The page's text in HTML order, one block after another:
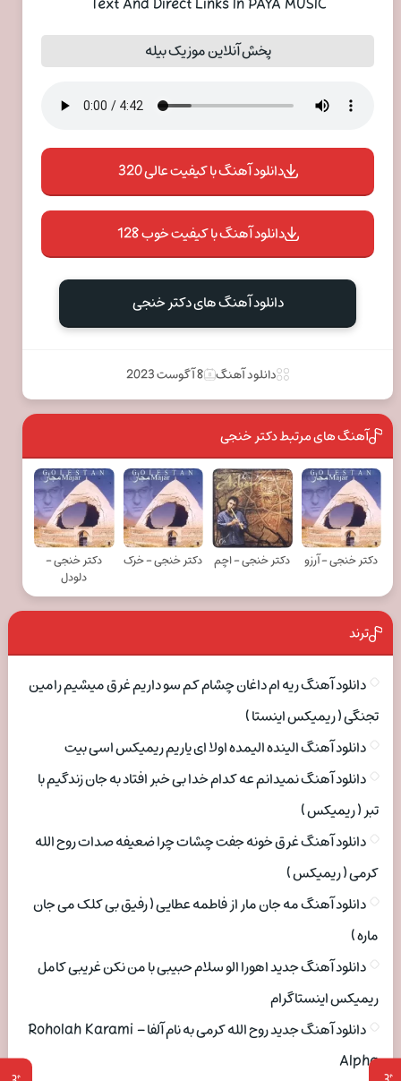
پخش آنلاین موزیک بیله
دانلود آهنگ با کیفیت عالی 320
دانلود آهنگ با کیفیت خوب 128
دانلود آهنگ های دکتر خنجی
دانلود آهنگ 8 آگوست 2023
آهنگ های مرتبط دکتر خنجی
دکتر خنجی - آرزو دکتر خنجی - اچم دکتر خنجی - خرک
دکتر خنجی -
دلودل
ترند
دانلود آهنگ ریه ام داغان چشام کم سو داریم غرق میشیم رامین
تجنگی ( ریمیکس اینستا )
دانلود آهنگ الینده الیمده اولا ای یاریم ریمیکس اسی بیت
دانلود آهنگ نمیدانم عه کدام خدا بی خبر افتاد به جان زندگیم با
تبر ( ریمیکس )
دانلود آهنگ غرق خونه جفت چشات چرا ضعیفه صدات روح الله
کرمی ( ریمیکس )
دانلود آهنگ مه جان مار از فاطمه عطایی ( رفیق بی کلک می جان
ماره )
دانلود آهنگ جدید اهورا الو سلام حبیبی با من نکن غریبی کامل
ریمیکس اینستاگرام
دانلود آهنگ جدید روح الله کرمی به نام آلفا Roholah Karami –
Alpha